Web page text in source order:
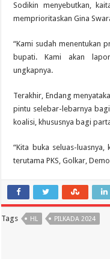
Sodikin menyebutkan,
memprioritaskan Gina
“Kami sudah menentukan
bupati. Kami akan
ungkapnya.
Terakhir, Endang
pintu selebar-lebarnya
koalisi, khususnya bagi
“Kita buka seluas-
terutama PKS, Golkar,
Tags HL PILKADA 2024